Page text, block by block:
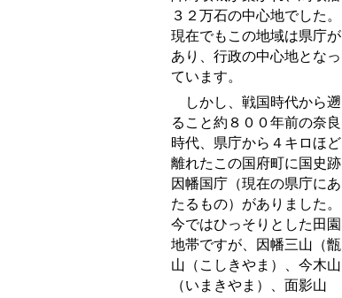
３２万石の中心地でした。
現在でもこの地域は県庁が
あり、行政の中心地となっ
ています。
しかし、戦国時代から遡
ること約８００年前の奈良
時代、県庁から４キロほど
離れたこの国府町に国史跡
因幡国庁（現在の県庁にあ
たるもの）がありました。
今ではひっそりとした田園
地帯ですが、因幡三山（甑
山（こしきやま）、今木山
（いまきやま）、面影山